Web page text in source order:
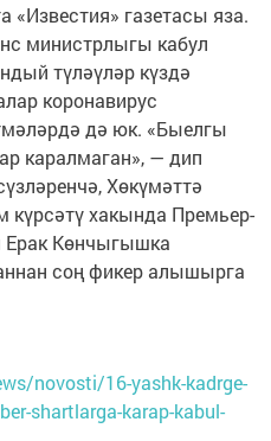
«Известия» газетасы яза.
министрлыгы кабул
түләүләр күздә
коронавирус
дә юк. «Быелгы
каралмаган», — дип
Хөкүмәттә
күрсәтү хакында Премьер-
Көнчыгышка
соң фикер алышырга
novosti/16-yashk-kadrge-
shartlarga-karap-kabul-